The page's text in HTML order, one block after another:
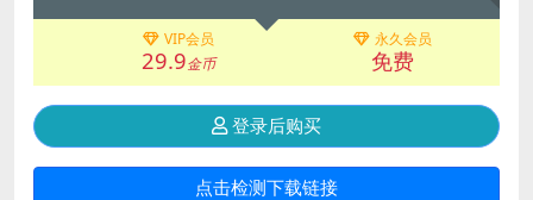
VIP会员
29.9金币
永久会员
免费
登录后购买
点击检测下载链接